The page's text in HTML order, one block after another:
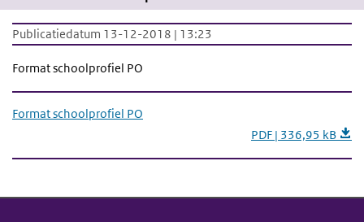
Publicatiedatum 13-12-2018 | 13:23
Format schoolprofiel PO
Format schoolprofiel PO
PDF | 336,95 kB